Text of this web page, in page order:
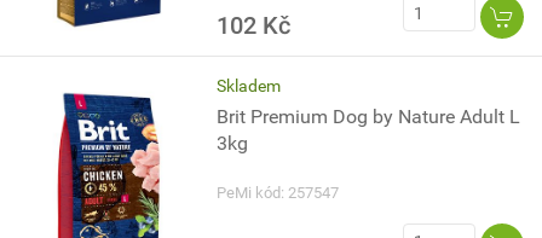
102 Kč
Skladem
Brit Premium Dog by Nature Adult L
3kg
PeMi kód: 257547